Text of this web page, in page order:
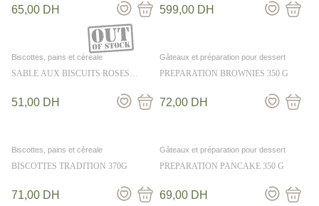
65,00 DH 599,00 DH
Biscottes, pains et céreale
SABLE AUX BISCUITS ROSES
51,00 DH
Gâteaux et préparation pour dessert
PREPARATION BROWNIES 350 G
72,00 DH
Biscottes, pains et céreale
BISCOTTES TRADITION 370G
71,00 DH
Gâteaux et préparation pour dessert
PREPARATION PANCAKE 350 G
69,00 DH